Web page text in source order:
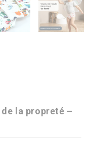
la propreté –